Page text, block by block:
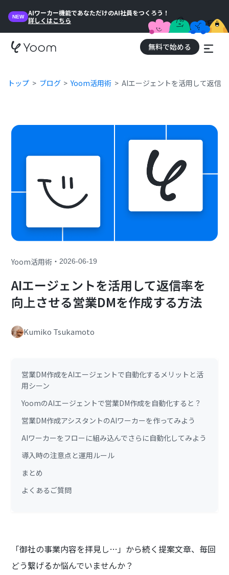
NEW
AIワーカー機能であなただけのAI社員をつくろう！
詳しくはこちら
無料で始める
トップ ブログ Yoom活用術 AIエージェントを活用して返信
Yoom活用術 ・2026-06-19
AIエージェントを活用して返信率を
向上させる営業DMを作成する方法
Kumiko Tsukamoto
営業DM作成をAIエージェントで自動化するメリットと活
用シーン
YoomのAIエージェントで営業DM作成を自動化すると？
営業DM作成アシスタントのAIワーカーを作ってみよう
AIワーカーをフローに組み込んでさらに自動化してみよう
導入時の注意点と運用ルール
まとめ
よくあるご質問
「御社の事業内容を拝見し…」から続く提案文章、毎回
どう繋げるか悩んでいませんか？